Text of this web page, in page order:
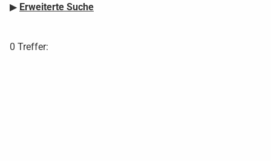
▶ Erweiterte Suche
0 Treffer: